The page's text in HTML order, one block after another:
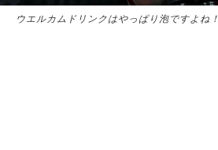
ウエルカムドリンクはやっぱり泡ですよね！